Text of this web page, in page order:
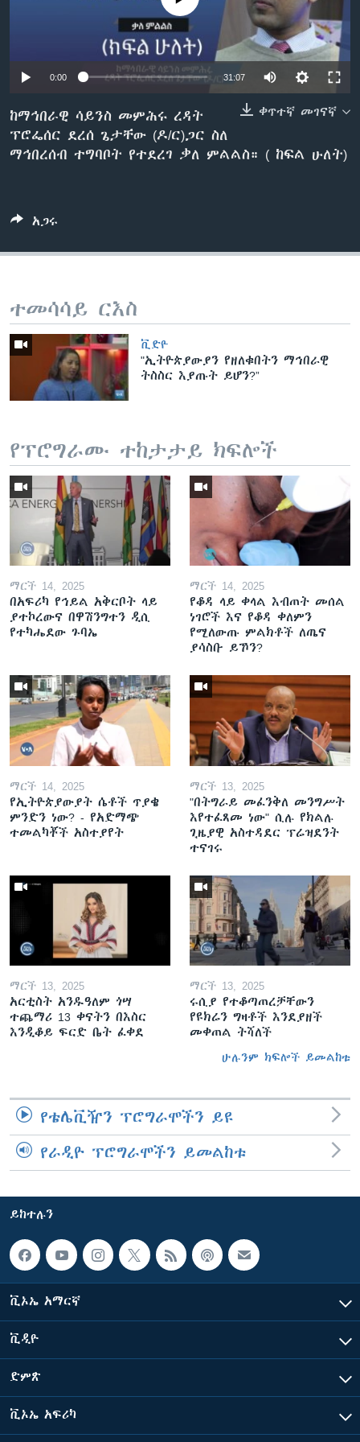
ቋንቋዎች
0:00 31:07
ቀጥተኛ መገናኛ
ከማኅበራዊ ሳይንስ መምሕሩ ረዳት
ፕሮፌሰር ደረሰ ጌታቸው (ዶ/ር)ጋር ስለ
ማኅበረሰብ ተግባቦት የተደረገ ቃለ ምልልስ። ( ከፍል ሁለት)
አጋሩ
ተመሳሳይ ርእስ
ቪድዮ
"ኢትዮጵያውያን የዘለቁበትን ማኅበራዊ
ትስስር እያጡት ይሆን?”
የፕሮግራሙ ተከታታይ ክፍሎች
ማርች 14, 2025
በአፍሪካ የኅይል አቅርቦት ላይ
ያተኮረውና በዋሽንግተን ዲሲ
የተካሔደው ጉባኤ
ማርች 14, 2025
የቆዳ ላይ ቀላል እብጠት መሰል
ነገሮች እና የቆዳ ቀለምን
የሚለውጡ ምልክቶች ለጤና
ያሳስቡ ይኾን?
ማርች 14, 2025
የኢትዮጵያውያት ሴቶች ጥያቄ
ምንድን ነው? - የአድማጭ
ተመልካቾች አስተያየት
ማርች 13, 2025
"በትግራይ መፈንቅለ መንግሥት
እየተፈጸመ ነው" ሲሉ የክልሉ
ጊዜያዊ አስተዳደር ፕሬዝደንት
ተናገሩ
ማርች 13, 2025
አርቲስት አንዱዓለም ጎሣ
ተጨማሪ 13 ቀናትን በእስር
እንዲቆይ ፍርድ ቤት ፈቀደ
ማርች 13, 2025
ሩሲያ የተቆጣጠረቻቸውን
የዩክሬን ግዛቶች እንደያዘች
መቀጠል ትሻለች
ሁሉንም ክፍሎች ይመልከቱ
የቴሌቪዥን ፕሮግራሞችን ይዩ
የራዲዮ ፕሮግራሞችን ይመልከቱ
ይከተሉን
ቪኦኤ አማርኛ
ቪዲዮ
ድምጽ
ቪኦኤ አፍሪካ